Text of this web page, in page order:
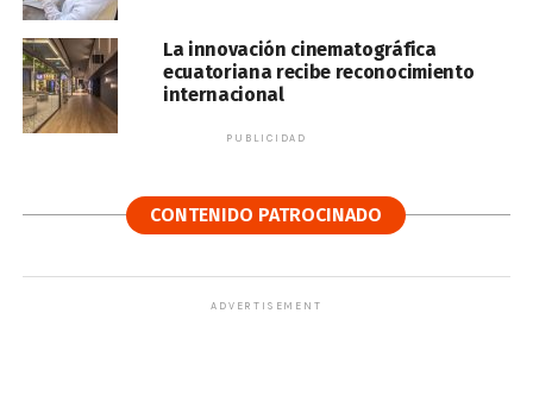
La innovación cinematográfica
ecuatoriana recibe reconocimiento
internacional
PUBLICIDAD
CONTENIDO PATROCINADO
ADVERTISEMENT